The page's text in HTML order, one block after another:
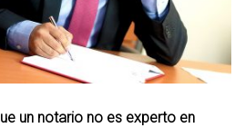
un notario no es experto en